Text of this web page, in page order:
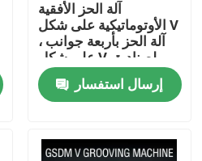
آلة الحز الأفقية
الأوتوماتيكية على شكل V
، آلة الحز بأربعة جوانب
على شكل V لصناديق
الحائط الساتر
إرسال استفسار